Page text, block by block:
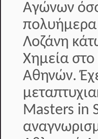
Αγώνων
πολυήμερα
Λοζάνη
Χημεία στο
Αθηνών.
Masters in